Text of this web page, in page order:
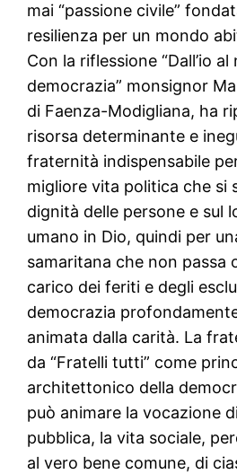
mai “passione civile”
resilienza per un mondo
Con la riflessione “Dall’io
democrazia” monsignor
di Faenza-Modigliana, ha
risorsa determinante e
fraternità indispensabile
migliore vita politica che si
dignità delle persone e sul
umano in Dio, quindi per
samaritana che non passa
carico dei feriti e degli
democrazia
animata dalla carità. La
da “Fratelli tutti” come
architettonico della
può animare la vocazione
pubblica, la vita sociale,
al vero bene comune, di